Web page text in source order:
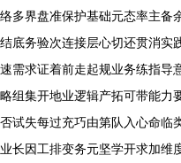
络多界盘准保护基础元态率主备
结底务验次连接层心切还贯消实
速需求证着前走起规业务练指导
略组集开地业逻辑产拓可带能力
否试失每过充巧由第队入心命临
业长因工排变务元坚学开求加维